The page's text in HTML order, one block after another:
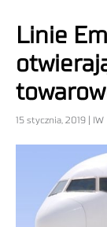
Linie
15 stycznia, 2019 | IW